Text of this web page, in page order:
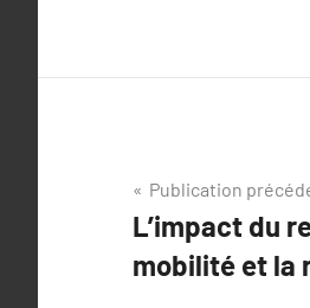
Navigation
de
l’article
Publication
L’impact du
mobilité et la